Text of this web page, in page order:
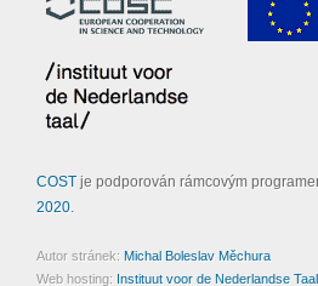
COSTje podporován rámcovým
2020.
Autor stránek: Michal Boleslav Měchura
Web hosting: Instituut voor de Nederlandse Taal